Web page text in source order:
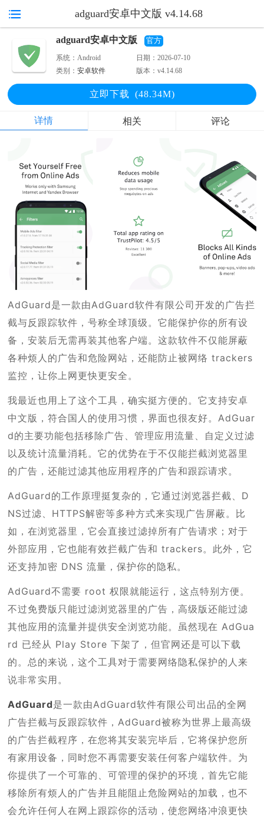
adguard安卓中文版 v4.14.68
adguard安卓中文版 官方
系统：Android 日期：2026-07-10
类别：安卓软件 版本：v4.14.68
立即下载 (48.34M)
详情 相关 评论
AdGuard是一款由AdGuard软件有限公司开发的广告拦
截与反跟踪软件，号称全球顶级。它能保护你的所有设
备，安装后无需再装其他客户端。这款软件不仅能屏蔽
各种烦人的广告和危险网站，还能防止被网络 trackers
监控，让你上网更快更安全。
我最近也用上了这个工具，确实挺方便的。它支持安卓
中文版，符合国人的使用习惯，界面也很友好。AdGuar
d的主要功能包括移除广告、管理应用流量、自定义过滤
以及统计流量消耗。它的优势在于不仅能拦截浏览器里
的广告，还能过滤其他应用程序的广告和跟踪请求。
AdGuard的工作原理挺复杂的，它通过浏览器拦截、D
NS过滤、HTTPS解密等多种方式来实现广告屏蔽。比
如，在浏览器里，它会直接过滤掉所有广告请求；对于
外部应用，它也能有效拦截广告和 trackers。此外，它
还支持加密 DNS 流量，保护你的隐私。
AdGuard不需要 root 权限就能运行，这点特别方便。
不过免费版只能过滤浏览器里的广告，高级版还能过滤
其他应用的流量并提供安全浏览功能。虽然现在 AdGua
rd 已经从 Play Store 下架了，但官网还是可以下载
的。总的来说，这个工具对于需要网络隐私保护的人来
说非常实用。
AdGuard是一款由AdGuard软件有限公司出品的全网
广告拦截与反跟踪软件，AdGuard被称为世界上最高级
的广告拦截程序，在您将其安装完毕后，它将保护您所
有家用设备，同时您不再需要安装任何客户端软件。为
你提供了一个可靠的、可管理的保护的环境，首先它能
移除所有烦人的广告并且能阻止危险网站的加载，也不
会允许任何人在网上跟踪你的活动，使您网络冲浪更快